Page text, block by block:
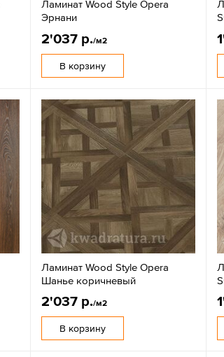
Ламинат Wood Style Opera
Эрнани
2'037 р./м2
В корзину
Ламинат Wood Style Opera
Шанье коричневый
2'037 р./м2
В корзину